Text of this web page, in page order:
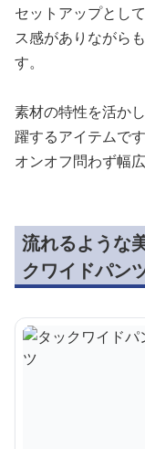
セットアップとし
ス感がありながら
す。
素材の特性を活か
躍するアイテムです
オンオフ問わず幅
流れるような
クワイドパン